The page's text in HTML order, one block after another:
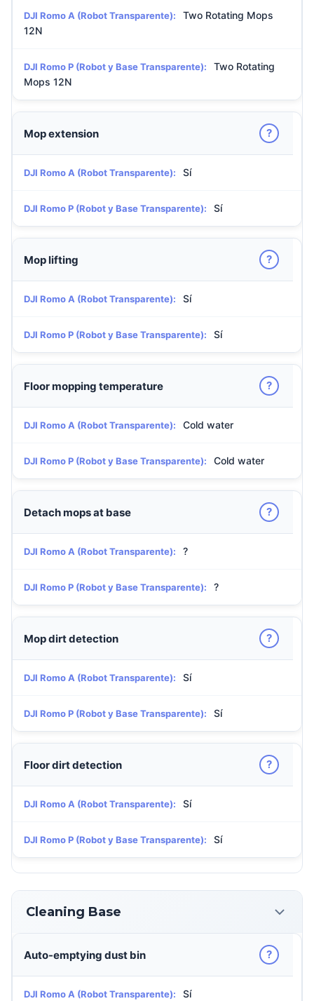
DJI Romo A (Robot Transparente):
Two Rotating Mops
12N
DJI Romo P (Robot y Base Transparente):
Two Rotating
Mops 12N
Mop extension ?
DJI Romo A (Robot Transparente): Sí
DJI Romo P (Robot y Base Transparente): Sí
Mop lifting ?
DJI Romo A (Robot Transparente): Sí
DJI Romo P (Robot y Base Transparente): Sí
Floor mopping temperature ?
DJI Romo A (Robot Transparente): Cold water
DJI Romo P (Robot y Base Transparente): Cold water
Detach mops at base ?
DJI Romo A (Robot Transparente): ?
DJI Romo P (Robot y Base Transparente): ?
Mop dirt detection ?
DJI Romo A (Robot Transparente): Sí
DJI Romo P (Robot y Base Transparente): Sí
Floor dirt detection ?
DJI Romo A (Robot Transparente): Sí
DJI Romo P (Robot y Base Transparente): Sí
Cleaning Base
Auto-emptying dust bin ?
DJI Romo A (Robot Transparente): Sí